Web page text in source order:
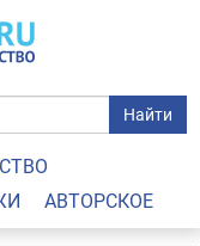
Найти
АВТОРСКОЕ